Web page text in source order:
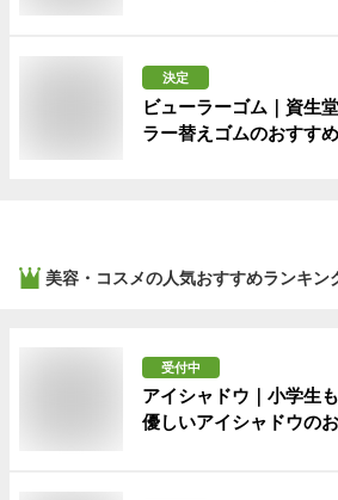
決定
ビューラーゴム｜資生
ラー替えゴムのおすす
美容・コスメの人気おすすめランキン
受付中
アイシャドウ｜小学生
優しいアイシャドウの